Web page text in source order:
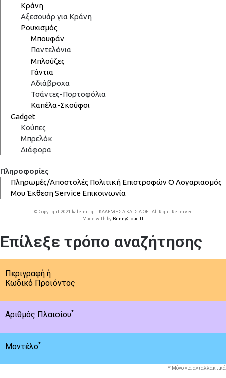
Κράνη
Αξεσουάρ για Κράνη
Ρουχισμός
Μπουφάν
Παντελόνια
Μπλούζες
Γάντια
Αδιάβροχα
Τσάντες-Πορτοφόλια
Καπέλα-Σκούφοι
Gadget
Κούπες
Μπρελόκ
Διάφορα
Πληροφορίες
Πληρωμές/Αποστολές Πολιτική ΕπιστροφώνΟ Λογαριασμός
ΜουΈκθεσηService Επικοινωνία
© Copyright 2021 kalemis.gr | ΚΑΛΕΜΗΣ Α ΚΑΙ ΣΙΑ ΟΕ | All Right Reserved
Made with by BunnyCloud.IT
Επίλεξε τρόπο αναζήτησης
Περιγραφή ή
Κωδικό Προϊόντος
Αριθμός Πλαισίου*
Μοντέλο*
* Μόνο για ανταλλακτικά